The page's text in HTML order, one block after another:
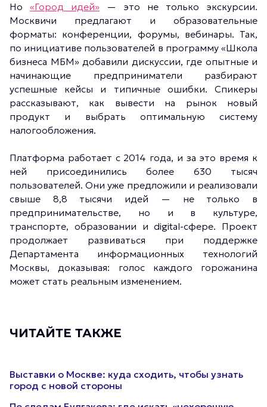
Но «Город идей» — это не только экскурсии.
Москвичи предлагают и образовательные
форматы: конференции, форумы, вебинары. Так,
по инициативе пользователей в программу «Школа
бизнеса МБМ» добавили дискуссии, где опытные и
начинающие предприниматели разбирают
успешные кейсы и типичные ошибки. Спикеры
рассказывают, как вывести на рынок новый
продукт и выбрать оптимальную систему
налогообложения.
Платформа работает с 2014 года, и за это время к
ней присоединились более 630 тысяч
пользователей. Они уже предложили и реализовали
свыше 8,8 тысячи идей — не только в
предпринимательстве, но и в культуре,
транспорте, образовании и digital-сфере. Проект
продолжает развиваться при поддержке
Департамента информационных технологий
Москвы, доказывая: голос каждого горожанина
может стать реальным изменением.
ЧИТАЙТЕ ТАКЖЕ
Выставки о Москве: куда сходить, чтобы узнать
город с новой стороны